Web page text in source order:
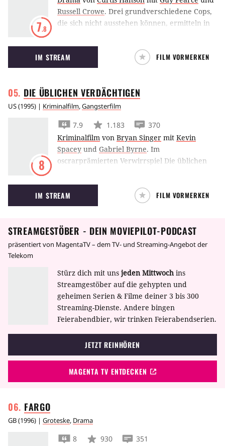
7.8
Russell Crowe. Drei grundverschiedene Cops,
die sich nicht ausstehen können, ermitteln in
Dabei nehmen sie die Spur des Pornoring-
Betreibers Pierce Patchett auf.
IM STREAM FILM VORMERKEN
DIE ÜBLICHEN VERDÄCHTIGEN
US(1995) | Kriminalfilm,Gangsterfilm
8
7.9 1.183
370
Kriminalfilm von Bryan Singer mit Kevin
Spacey und Gabriel Byrne. Im
oscrarprämierten Verwirrspiel Die üblichen
vom legendären Keyser Soze zu einem Job
gezwungen. Bryan Singers Thriller beinhaltet
einen der bekanntesten Twists der
IM STREAM FILM VORMERKEN
STREAMGESTÖBER - DEIN MOVIEPILOT-PODCAST
präsentiert von MagentaTV – dem TV- und Streaming-Angebot der
Telekom
Stürz dich mit uns jeden Mittwoch ins
Streamgestöber auf die gehypten und
geheimen Serien & Filme deiner 3 bis 300
Streaming-Dienste. Andere bingen
Feierabendbier, wir trinken Feierabendserien.
JETZT REINHÖREN
MAGENTA TV ENTDECKEN
FARGO
GB(1996) | Groteske, Drama
8 930 351